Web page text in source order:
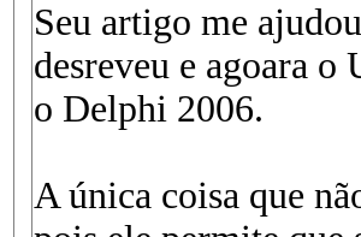
Seu artigo me
desreveu e agoara
o Delphi 2006.
A única coisa que